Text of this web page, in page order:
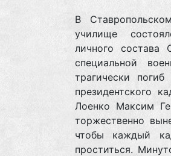
В
училище
личного состава
специальной
трагически
президентского
Лоенко Максим
торжественно
чтобы каждый
проститься.